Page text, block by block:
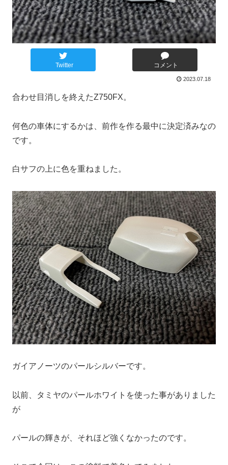
Twitter コメント
2023.07.18
合わせ目消しを終えたZ750FX。
何色の車体にするかは、前作を作る最中に決定済みなの
です。
白サフの上に色を重ねました。
ガイアノーツのパールシルバーです。
以前、タミヤのパールホワイトを使った事がありました
が
パールの輝きが、それほど強くなかったのです。